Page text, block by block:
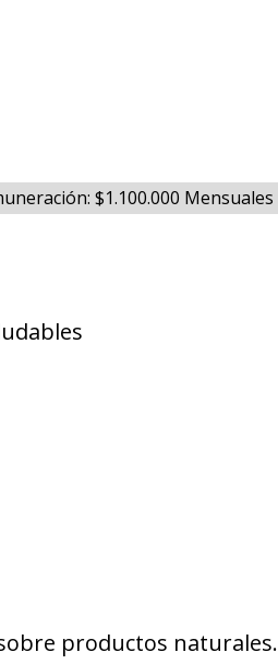
$1.100.000 Mensuales
productos naturales.